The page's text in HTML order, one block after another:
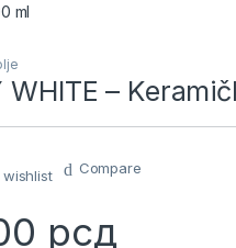
ml
WHITE –
Compare
рсд